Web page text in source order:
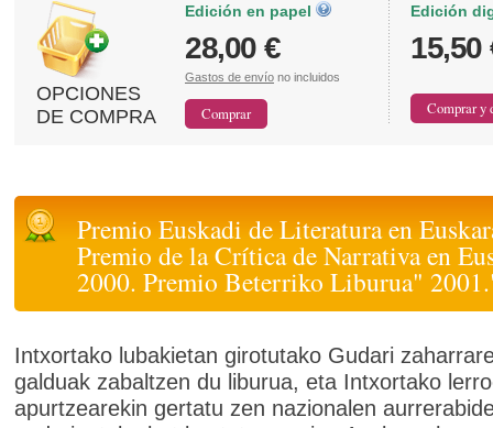
OPCIONES
DE COMPRA
Edición en papel
28,00 €
Gastos de envío no incluidos
Edición
15,50
Premio Euskadi de Literatura en
Premio de la Crítica de Narrativa en
2000. Premio Beterriko Liburua"
Intxortako lubakietan girotutako Gudari
galduak zabaltzen du liburua, eta Intxortako
apurtzearekin gertatu zen nazionalen